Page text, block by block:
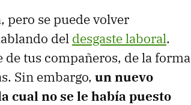
pero se puede volver
del desgaste laboral.
de tus compañeros, de la forma
Sin embargo, un nuevo
cual no se le había puesto